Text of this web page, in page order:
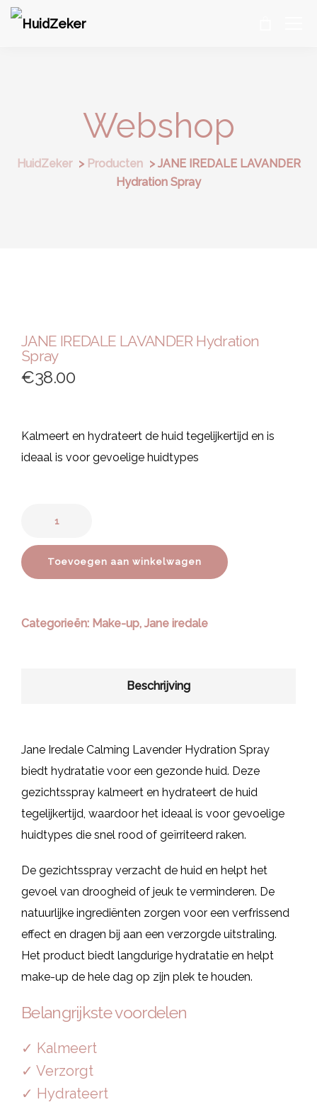
Webshop
HuidZeker > Producten > JANE IREDALE LAVANDER
Hydration Spray
JANE IREDALE LAVANDER Hydration
Spray
€38.00
Kalmeert en hydrateert de huid tegelijkertijd en is
ideaal is voor gevoelige huidtypes
Toevoegen aan winkelwagen
Categorieën: Make-up, Jane iredale
Beschrijving
Jane Iredale Calming Lavender Hydration Spray
biedt hydratatie voor een gezonde huid. Deze
gezichtsspray kalmeert en hydrateert de huid
tegelijkertijd, waardoor het ideaal is voor gevoelige
huidtypes die snel rood of geïrriteerd raken.
De gezichtsspray verzacht de huid en helpt het
gevoel van droogheid of jeuk te verminderen. De
natuurlijke ingrediënten zorgen voor een verfrissend
effect en dragen bij aan een verzorgde uitstraling.
Het product biedt langdurige hydratatie en helpt
make-up de hele dag op zijn plek te houden.
Belangrijkste voordelen
✓ Kalmeert
✓ Verzorgt
✓ Hydrateert